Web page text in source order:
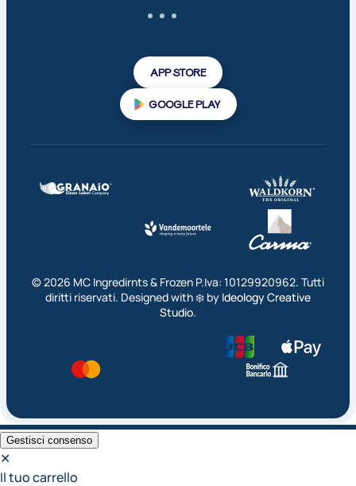
APP STORE
GOOGLE PLAY
©2026 MC Ingredirnts & Frozen P.Iva: 10129920962. Tutti
diritti riservati. Designed with ❄️ by Ideology Creative
Studio.
Gestisci consenso
✕
Il tuo carrello